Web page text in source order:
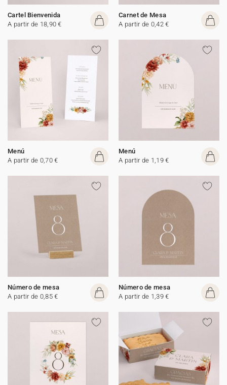
Cartel Bienvenida
A partir de 18,90 €
Carnet de Mesa
A partir de 0,42 €
Menú
A partir de 0,70 €
Menú
A partir de 1,19 €
Número de mesa
A partir de 0,85 €
Número de mesa
A partir de 1,39 €